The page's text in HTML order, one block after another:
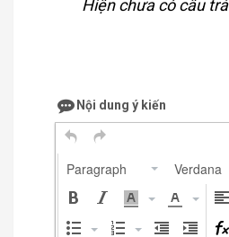
Hiện chưa có câu
Nội dung ý kiến
Paragraph Verdana